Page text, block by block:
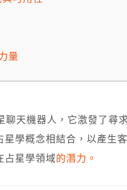
量
聊天機器人，它激發了尋
學概念相結合，以產生
占星學領域的潛力。